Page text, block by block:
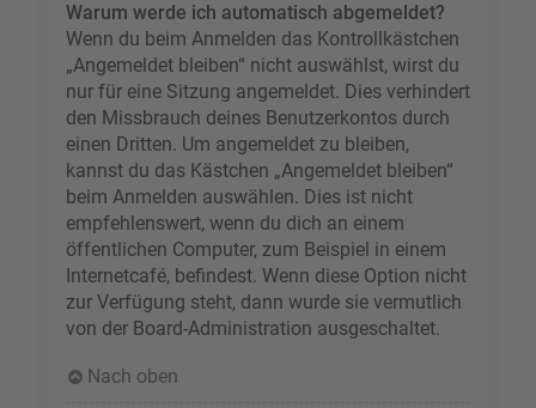
Warum werde ich automatisch abgemeldet?
Wenn du beim Anmelden das Kontrollkästchen
„Angemeldet bleiben“ nicht auswählst, wirst du
nur für eine Sitzung angemeldet. Dies verhindert
den Missbrauch deines Benutzerkontos durch
einen Dritten. Um angemeldet zu bleiben,
kannst du das Kästchen „Angemeldet bleiben“
beim Anmelden auswählen. Dies ist nicht
empfehlenswert, wenn du dich an einem
öffentlichen Computer, zum Beispiel in einem
Internetcafé, befindest. Wenn diese Option nicht
zur Verfügung steht, dann wurde sie vermutlich
von der Board-Administration ausgeschaltet.
Nach oben